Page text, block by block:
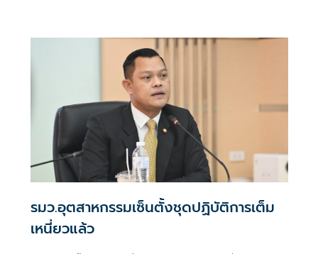
รมว.อุตสาหกรรมเซ็นตั้งชุดปฏิบัติการเต็ม
เหนี่ยวแล้ว